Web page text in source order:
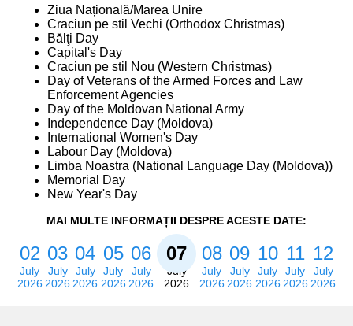
Ziua Națională/Marea Unire
Craciun pe stil Vechi (Orthodox Christmas)
Bălţi Day
Capital's Day
Craciun pe stil Nou (Western Christmas)
Day of Veterans of the Armed Forces and Law
Enforcement Agencies
Day of the Moldovan National Army
Independence Day (Moldova)
International Women's Day
Labour Day (Moldova)
Limba Noastra (National Language Day (Moldova))
Memorial Day
New Year's Day
MAI MULTE INFORMAȚII DESPRE ACESTE DATE:
02
July
2026
03
July
2026
04
July
2026
05
July
2026
06
July
2026
07
July
2026
08
July
2026
09
July
2026
10
July
2026
11
July
2026
12
July
2026